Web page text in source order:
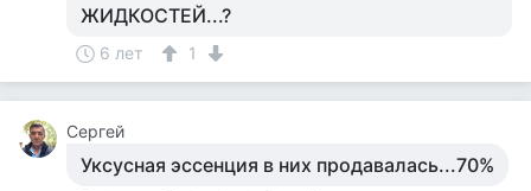
ЖИДКОСТЕЙ...?
6 лет 1
Сергей
Уксусная эссенция в них продавалась...70%